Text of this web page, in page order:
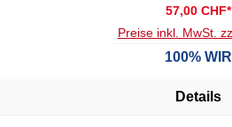
57,00 CHF*
Preise inkl. MwSt.
100% WIR
Details